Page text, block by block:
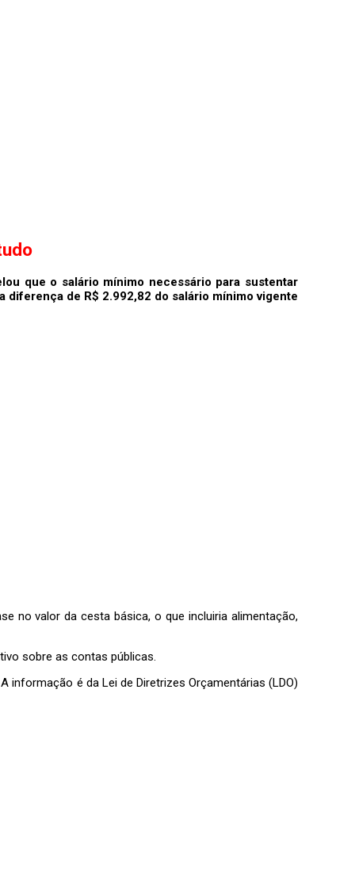
que o salário mínimo necessário para sustentar
diferença de R$ 2.992,82 do salário mínimo vigente
no valor da cesta básica, o que incluiria alimentação,
sobre as contas públicas.
informação é da Lei de Diretrizes Orçamentárias (LDO)